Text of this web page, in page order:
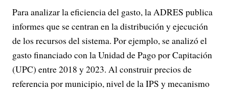
Para analizar la eficiencia del gasto, la ADRES publica
informes que se centran en la distribución y ejecución
de los recursos del sistema. Por ejemplo, se analizó el
gasto financiado con la Unidad de Pago por Capitación
(UPC) entre 2018 y 2023. Al construir precios de
referencia por municipio, nivel de la IPS y mecanismo